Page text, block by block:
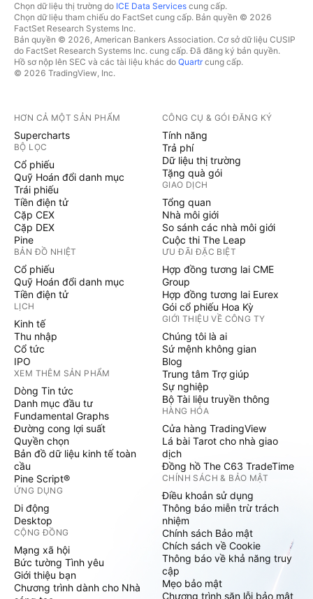
Chọn dữ liệu thị trường do ICE Data Services cung cấp.
Chọn dữ liệu tham chiếu do FactSet cung cấp. Bản quyền © 2026
FactSet Research Systems Inc.
Bản quyền © 2026, American Bankers Association. Cơ sở dữ liệu CUSIP
do FactSet Research Systems Inc. cung cấp. Đã đăng ký bản quyền.
Hồ sơ nộp lên SEC và các tài liệu khác do Quartrcung cấp.
© 2026 TradingView, Inc.
HƠN CẢ MỘT SẢN PHẨM
Supercharts
BỘ LỌC
Cổ phiếu
Quỹ Hoán đổi danh mục
Trái phiếu
Tiền điện tử
Cặp CEX
Cặp DEX
Pine
BẢN ĐỒ NHIỆT
Cổ phiếu
Quỹ Hoán đổi danh mục
Tiền điện tử
LỊCH
Kinh tế
Thu nhập
Cổ tức
IPO
XEM THÊM SẢN PHẨM
Dòng Tin tức
Danh mục đầu tư
Fundamental Graphs
Đường cong lợi suất
Quyền chọn
Bản đồ dữ liệu kinh tế toàn
cầu
Pine Script®
ỨNG DỤNG
Di động
Desktop
CỘNG ĐỒNG
Mạng xã hội
Bức tường Tình yêu
Giới thiệu bạn
Chương trình dành cho Nhà
CÔNG CỤ & GÓI ĐĂNG KÝ
Tính năng
Trả phí
Dữ liệu thị trường
Tặng quà gói
GIAO DỊCH
Tổng quan
Nhà môi giới
So sánh các nhà môi giới
Cuộc thi The Leap
ƯU ĐÃI ĐẶC BIỆT
Hợp đồng tương lai CME
Group
Hợp đồng tương lai Eurex
Gói cổ phiếu Hoa Kỳ
GIỚI THIỆU VỀ CÔNG TY
Chúng tôi là ai
Sứ mệnh không gian
Blog
Trung tâm Trợ giúp
Sự nghiệp
Bộ Tài liệu truyền thông
HÀNG HÓA
Cửa hàng TradingView
Lá bài Tarot cho nhà giao
dịch
Đồng hồ The C63 TradeTime
CHÍNH SÁCH & BẢO MẬT
Điều khoản sử dụng
Thông báo miễn trừ trách
nhiệm
Chính sách Bảo mật
Chích sách về Cookie
Thông báo về khả năng truy
cập
Mẹo bảo mật
Chương trình săn lỗi bảo mật